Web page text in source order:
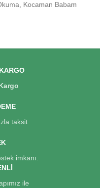
Kocaman Babam
taksit
imkanı.
ile